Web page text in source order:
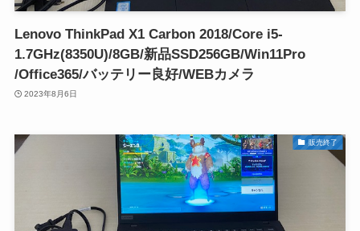
Lenovo ThinkPad X1 Carbon 2018/Core i5-
1.7GHz(8350U)/8GB/新品SSD256GB/Win11Pro
/Office365/バッテリー良好/WEBカメラ
2023年8月6日
販売終了